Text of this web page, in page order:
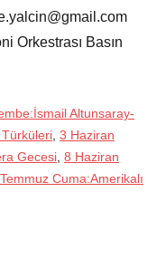
Orkestrası Basın
Altunsaray-
Türküleri 3 Haziran
Gecesi 8 Haziran
Cuma:Amerikalı